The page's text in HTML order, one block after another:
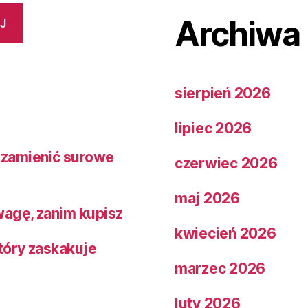
surowe
zanim kupisz
zaskakuje
Archiwa
sierpień 2026
lipiec 2026
czerwiec 2026
maj 2026
kwiecień 2026
marzec 2026
luty 2026